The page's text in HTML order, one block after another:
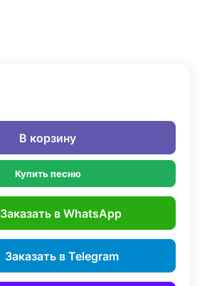
В корзину
Купить песню
Заказать в WhatsApp
Заказать в Telegram